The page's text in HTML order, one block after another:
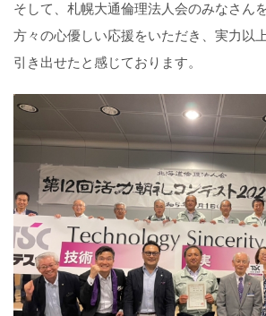
そして、札幌大通倫理法人会のみなさん
方々の心優しい応援をいただき、実力以
引き出せたと感じております。